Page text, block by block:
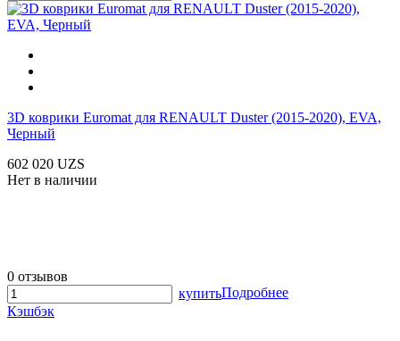
3D коврики Euromat для RENAULT Duster (2015-2020), EVA,
Черный
602 020 UZS
Нет в наличии
0 отзывов
купитьПодробнее
Кэшбэк